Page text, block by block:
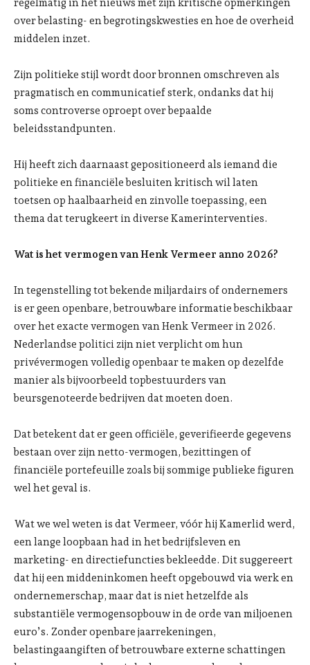
regelmatig in het nieuws met zijn kritische opmerkingen
over belasting- en begrotingskwesties en hoe de overheid
middelen inzet.
Zijn politieke stijl wordt door bronnen omschreven als
pragmatisch en communicatief sterk, ondanks dat hij
soms controverse oproept over bepaalde
beleidsstandpunten.
Hij heeft zich daarnaast gepositioneerd als iemand die
politieke en financiële besluiten kritisch wil laten
toetsen op haalbaarheid en zinvolle toepassing, een
thema dat terugkeert in diverse Kamerinterventies.
Wat is het vermogen van Henk Vermeer anno 2026?
In tegenstelling tot bekende miljardairs of ondernemers
is er geen openbare, betrouwbare informatie beschikbaar
over het exacte vermogen van Henk Vermeer in 2026.
Nederlandse politici zijn niet verplicht om hun
privévermogen volledig openbaar te maken op dezelfde
manier als bijvoorbeeld topbestuurders van
beursgenoteerde bedrijven dat moeten doen.
Dat betekent dat er geen officiële, geverifieerde gegevens
bestaan over zijn netto-vermogen, bezittingen of
financiële portefeuille zoals bij sommige publieke figuren
wel het geval is.
Wat we wel weten is dat Vermeer, vóór hij Kamerlid werd,
een lange loopbaan had in het bedrijfsleven en
marketing- en directiefuncties bekleedde. Dit suggereert
dat hij een middeninkomen heeft opgebouwd via werk en
ondernemerschap, maar dat is niet hetzelfde als
substantiële vermogensopbouw in de orde van miljoenen
euro’s. Zonder openbare jaarrekeningen,
belastingaangiften of betrouwbare externe schattingen